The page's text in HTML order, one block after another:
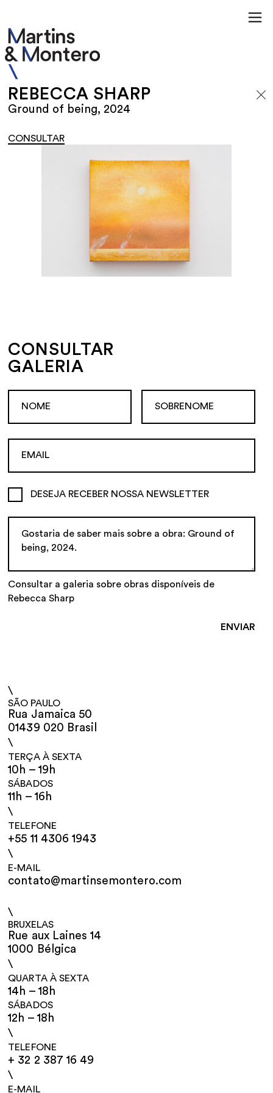
REBECCA SHARP
Ground of being, 2024
CONSULTAR
CONSULTAR
GALERIA
DESEJA RECEBER NOSSA NEWSLETTER
Consultar a galeria sobre obras disponíveis de
Rebecca Sharp
\
SÃO PAULO
Rua Jamaica 50
01439 020 Brasil
\
TERÇA À SEXTA
10h – 19h
SÁBADOS
11h – 16h
\
TELEFONE
+55 11 4306 1943
\
E-MAIL
contato@martinsemontero.com
\
BRUXELAS
Rue aux Laines 14
1000 Bélgica
\
QUARTA À SEXTA
14h – 18h
SÁBADOS
12h – 18h
\
TELEFONE
+ 32 2 387 16 49
\
E-MAIL